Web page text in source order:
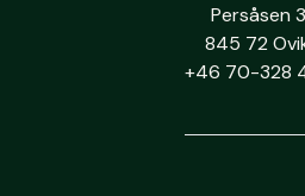
Persåsen
845 72
+46 70-328